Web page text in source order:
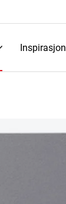
Inspirasjon